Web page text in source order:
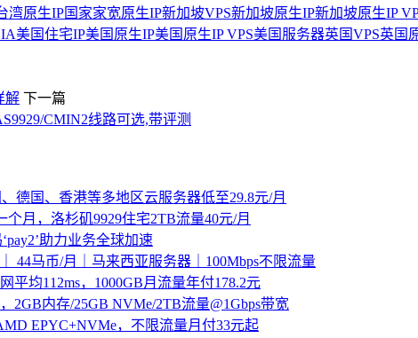
湾原生IP国家家宽原生IP新加坡VPS新加坡原生IP新加坡原生IP
美国住宅IP美国原生IP美国原生IP VPS美国服务器英国VPS英国
解 下一篇
CMIN2线路可选,带评测
德国、香港等多地区云服务器低至29.8元/月
月，洛杉矶9929住宅2TB流量40元/月
助力业务全球加速
44马币/月｜马来西亚服务器｜100Mbps不限流量
平均112ms，1000GB月流量年付178.2元
2GB内存/25GB NVMe/2TB流量@1Gbps带宽
EPYC+NVMe，不限流量月付33元起